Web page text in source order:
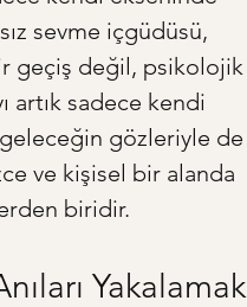
sevme içgüdüsü,
geçiş değil, psikolojik
artık sadece kendi
gözleriyle de
ve kişisel bir alanda
biridir.
Yakalamak